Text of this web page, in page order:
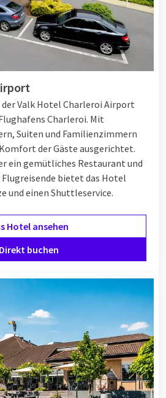
Valk Hotel Charleroi Airport
Charleroi. Mit
Suiten und Familienzimmern
der Gäste ausgerichtet.
ein gemütliches Restaurant und
bietet das Hotel
und einen Shuttleservice.
Hotel ansehen
Direkt buchen